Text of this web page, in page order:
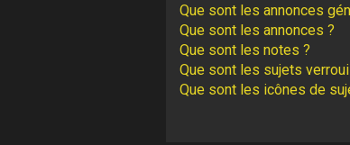
Que sont les annonces
Que sont les annonces ?
Que sont les notes ?
Que sont les sujets
Que sont les icônes de